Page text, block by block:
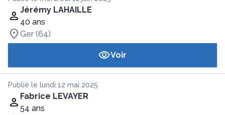
Jérémy LAHAILLE
40 ans
Ger (64)
Voir
Publié le lundi 12 mai 2025
Fabrice LEVAYER
54 ans